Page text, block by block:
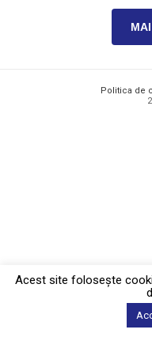
Politica de
Acest site foloseşte